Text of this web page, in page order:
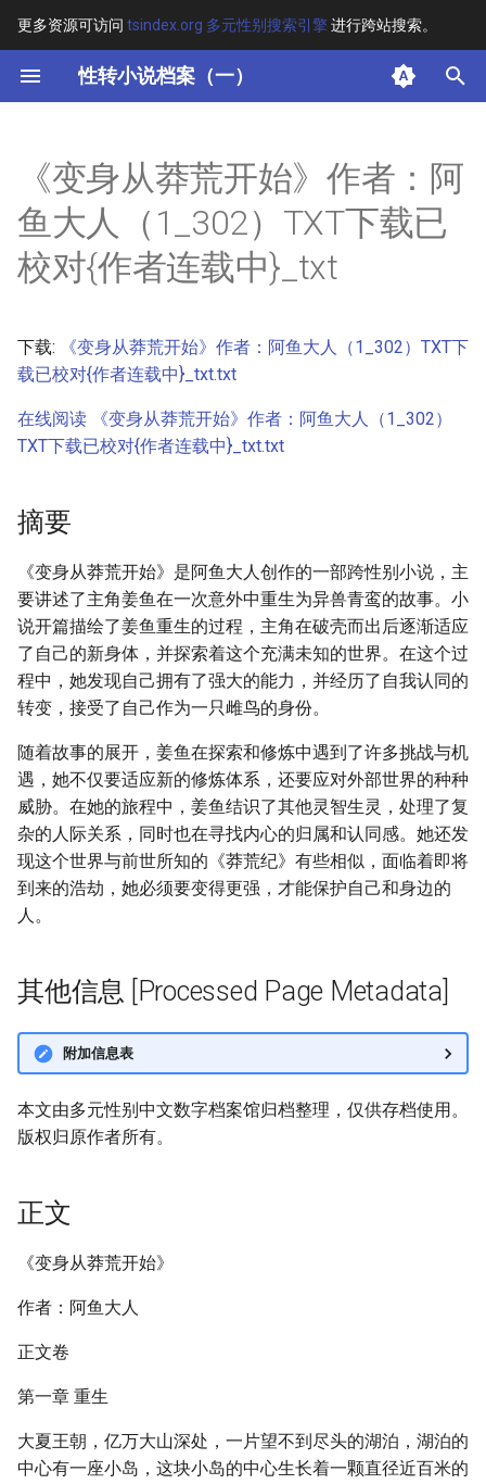
更多资源可访问 tsindex.org 多元性别搜索引擎进行跨站搜索。
性转小说档案（一）
键
始
搜
其他信息 [Processed Page
Metadata]
正文
《变身从莽荒开始》作者：阿
鱼大人（1_302）TXT下载已
校对{作者连载中}_txt
下载:
《变身从莽荒开始》作者：阿鱼大人（1_302）TXT下
载已校对{作者连载中}_txt.txt
在线阅读 《变身从莽荒开始》作者：阿鱼大人（1_302）
TXT下载已校对{作者连载中}_txt.txt
摘要
《变身从莽荒开始》是阿鱼大人创作的一部跨性别小说，主
要讲述了主角姜鱼在一次意外中重生为异兽青鸾的故事。小
说开篇描绘了姜鱼重生的过程，主角在破壳而出后逐渐适应
了自己的新身体，并探索着这个充满未知的世界。在这个过
程中，她发现自己拥有了强大的能力，并经历了自我认同的
转变，接受了自己作为一只雌鸟的身份。
随着故事的展开，姜鱼在探索和修炼中遇到了许多挑战与机
遇，她不仅要适应新的修炼体系，还要应对外部世界的种种
威胁。在她的旅程中，姜鱼结识了其他灵智生灵，处理了复
杂的人际关系，同时也在寻找内心的归属和认同感。她还发
现这个世界与前世所知的《莽荒纪》有些相似，面临着即将
到来的浩劫，她必须要变得更强，才能保护自己和身边的
人。
其他信息 [Processed Page Metadata]
附加信息表
本文由多元性别中文数字档案馆归档整理，仅供存档使用。
版权归原作者所有。
正文
《变身从莽荒开始》
作者：阿鱼大人
正文卷
第一章 重生
大夏王朝，亿万大山深处，一片望不到尽头的湖泊，湖泊的
中心有一座小岛，这块小岛的中心生长着一颗直径近百米的